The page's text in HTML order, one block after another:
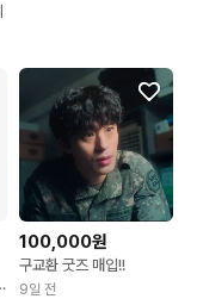
100,000원
구교환 굿즈 매입!!
9일 전